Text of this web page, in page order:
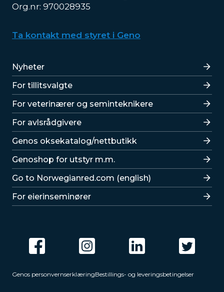
Org.nr: 970028935
Ta kontakt med styret i Geno
Lenker
Nyheter
For tillitsvalgte
For veterinærer og seminteknikere
For avlsrådgivere
Lenker
Genos oksekatalog/nettbutikk
Genoshop for utstyr m.m.
Go to Norwegianred.com (english)
For eierinseminører
Genos personvernserklæringBestillings- og leveringsbetingelser